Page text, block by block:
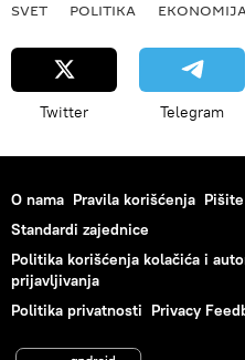
SVET POLITIKA
Twitter Telegram
O nama Pravila korišćenja
Standardi zajednice
Politika korišćenja kolačića i
prijavljivanja
Politika privatnosti Privacy